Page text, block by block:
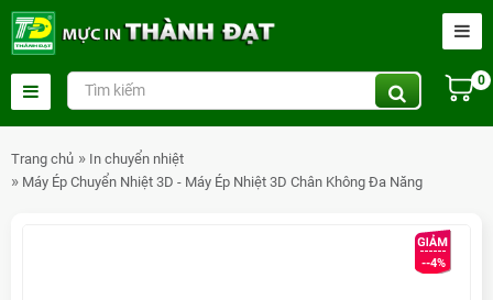
0
Trang chủ
In chuyển nhiệt
Máy Ép Chuyển Nhiệt 3D - Máy Ép Nhiệt 3D Chân Không Đa Năng
--4%